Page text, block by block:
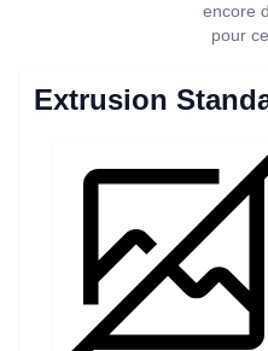
encore
pour
Extrusion